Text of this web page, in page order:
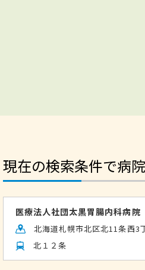
現在の検索条件で病
医療法人社団太黒胃腸内科病院
北海道札幌市北区北11条西3
北１２条